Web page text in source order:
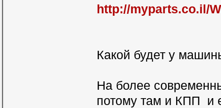
http://myparts.co.il/
Какой будет у
На более
потому там и КПП и